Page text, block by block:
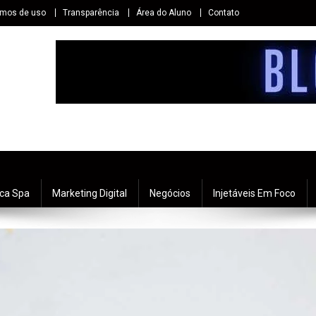
de uso Transparência Área do Aluno Contato
Spa Marketing Digital Negócios Injetáveis Em Foco